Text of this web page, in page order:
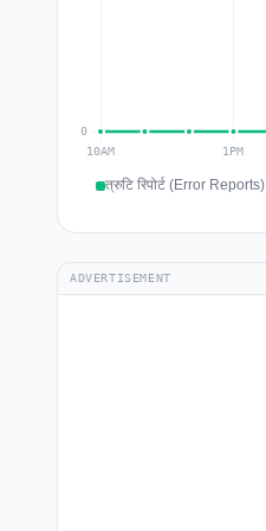
त्रुटि रिपोर्ट (Error Reports)
ADVERTISEMENT